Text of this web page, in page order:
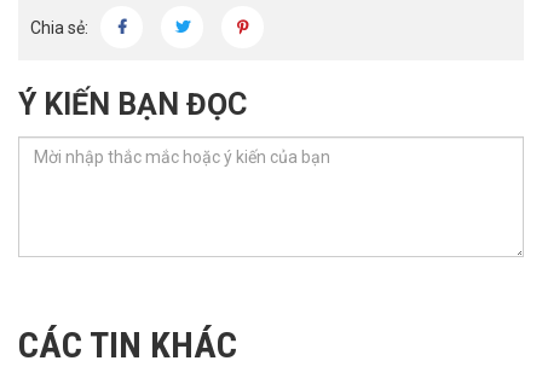
Chia sẻ:
Ý KIẾN BẠN ĐỌC
CÁC TIN KHÁC